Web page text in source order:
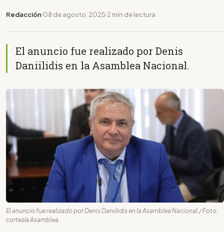
Redacción 08 de agosto, 2025 2 min de lectura
El anuncio fue realizado por Denis
Daniilidis en la Asamblea Nacional.
El anuncio fue realizado por Denis Daniilidis en la Asamblea Nacional./ Foto:
cortesía Asamblea